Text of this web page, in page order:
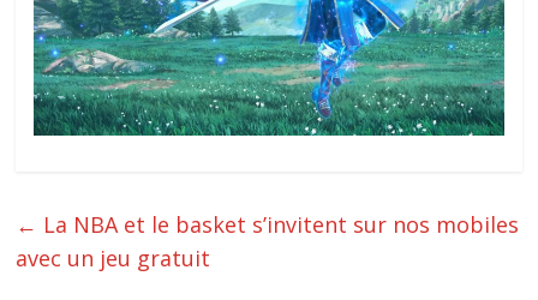
← La NBA et le basket s’invitent sur nos mobiles
avec un jeu gratuit